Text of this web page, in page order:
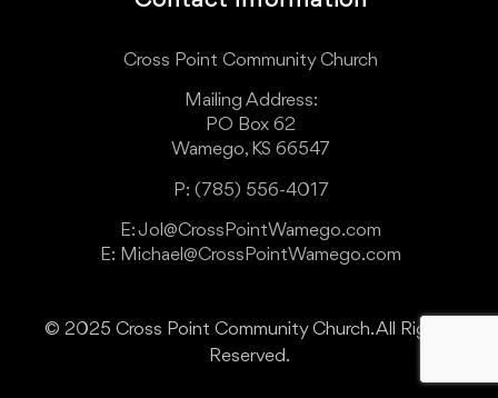
Cross Point Community Church
Mailing Address:
PO Box 62
Wamego, KS 66547
P: (785) 556-4017
E: Jol@CrossPointWamego.com
E: Michael@CrossPointWamego.com
© 2025 Cross Point Community Church. All Rights
Reserved.